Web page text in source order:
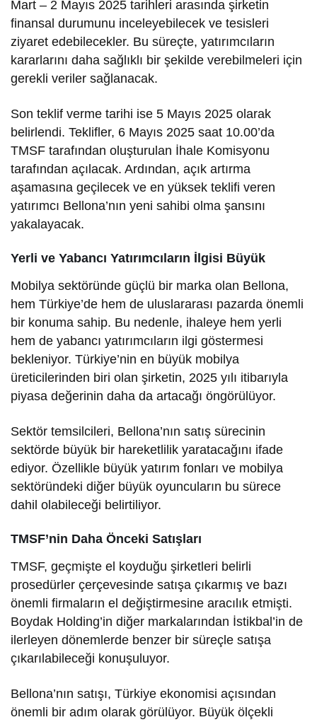
Mart – 2 Mayıs 2025 tarihleri arasında şirketin
finansal durumunu inceleyebilecek ve tesisleri
ziyaret edebilecekler. Bu süreçte, yatırımcıların
kararlarını daha sağlıklı bir şekilde verebilmeleri için
gerekli veriler sağlanacak.
Son teklif verme tarihi ise 5 Mayıs 2025 olarak
belirlendi. Teklifler, 6 Mayıs 2025 saat 10.00’da
TMSF tarafından oluşturulan İhale Komisyonu
tarafından açılacak. Ardından, açık artırma
aşamasına geçilecek ve en yüksek teklifi veren
yatırımcı Bellona’nın yeni sahibi olma şansını
yakalayacak.
Yerli ve Yabancı Yatırımcıların İlgisi Büyük
Mobilya sektöründe güçlü bir marka olan Bellona,
hem Türkiye’de hem de uluslararası pazarda önemli
bir konuma sahip. Bu nedenle, ihaleye hem yerli
hem de yabancı yatırımcıların ilgi göstermesi
bekleniyor. Türkiye’nin en büyük mobilya
üreticilerinden biri olan şirketin, 2025 yılı itibarıyla
piyasa değerinin daha da artacağı öngörülüyor.
Sektör temsilcileri, Bellona’nın satış sürecinin
sektörde büyük bir hareketlilik yaratacağını ifade
ediyor. Özellikle büyük yatırım fonları ve mobilya
sektöründeki diğer büyük oyuncuların bu sürece
dahil olabileceği belirtiliyor.
TMSF’nin Daha Önceki Satışları
TMSF, geçmişte el koyduğu şirketleri belirli
prosedürler çerçevesinde satışa çıkarmış ve bazı
önemli firmaların el değiştirmesine aracılık etmişti.
Boydak Holding’in diğer markalarından İstikbal’in de
ilerleyen dönemlerde benzer bir süreçle satışa
çıkarılabileceği konuşuluyor.
Bellona’nın satışı, Türkiye ekonomisi açısından
önemli bir adım olarak görülüyor. Büyük ölçekli